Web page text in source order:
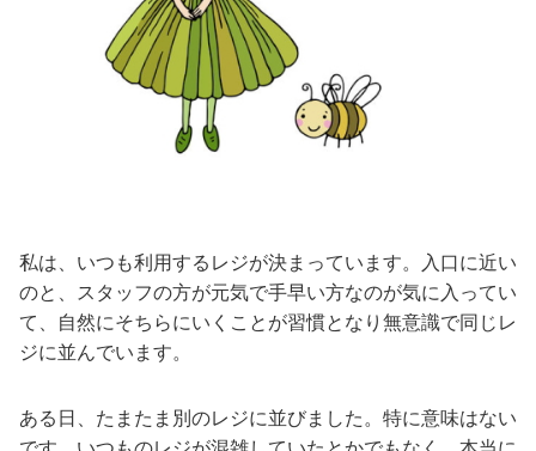
私は、いつも利用するレジが決まっています。入口に近い
のと、スタッフの方が元気で手早い方なのが気に入ってい
て、自然にそちらにいくことが習慣となり無意識で同じレ
ジに並んでいます。
ある日、たまたま別のレジに並びました。特に意味はない